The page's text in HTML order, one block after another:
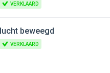
VERKLAARD
beweegd
VERKLAARD